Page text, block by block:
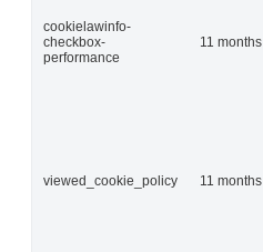
cookielawinfo-
checkbox-
performance
11 months
viewed_cookie_policy 11 months